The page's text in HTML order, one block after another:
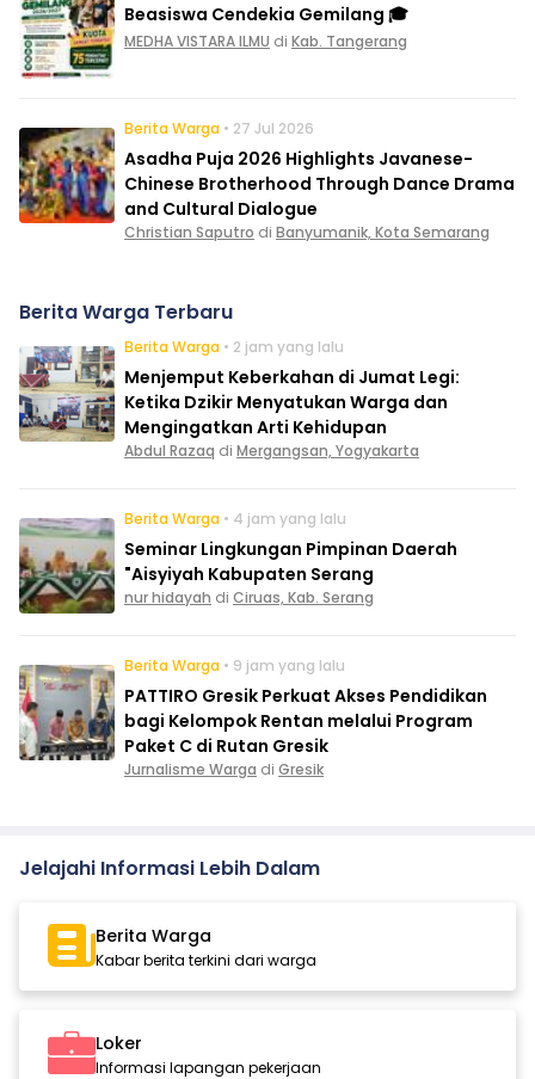
Beasiswa Cendekia Gemilang 🎓
MEDHA VISTARA ILMU di Kab. Tangerang
Berita Warga • 27 Jul 2026
Asadha Puja 2026 Highlights Javanese-
Chinese Brotherhood Through Dance Drama
and Cultural Dialogue
Christian Saputro di Banyumanik, Kota Semarang
Berita Warga Terbaru
Berita Warga • 2 jam yang lalu
Menjemput Keberkahan di Jumat Legi:
Ketika Dzikir Menyatukan Warga dan
Mengingatkan Arti Kehidupan
Abdul Razaq di Mergangsan, Yogyakarta
Berita Warga • 4 jam yang lalu
Seminar Lingkungan Pimpinan Daerah
"Aisyiyah Kabupaten Serang
nur hidayah di Ciruas, Kab. Serang
Berita Warga • 9 jam yang lalu
PATTIRO Gresik Perkuat Akses Pendidikan
bagi Kelompok Rentan melalui Program
Paket C di Rutan Gresik
Jurnalisme Warga di Gresik
Jelajahi Informasi Lebih Dalam
Berita Warga
Kabar berita terkini dari warga
Loker
Informasi lapangan pekerjaan